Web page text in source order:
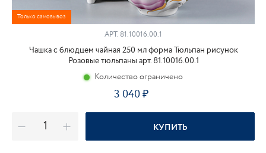
Только самовывоз
АРТ. 81.10016.00.1
Чашка с блюдцем чайная 250 мл форма Тюльпан рисунок
Розовые тюльпаны арт. 81.10016.00.1
Количество ограничено
3 040
КУПИТЬ